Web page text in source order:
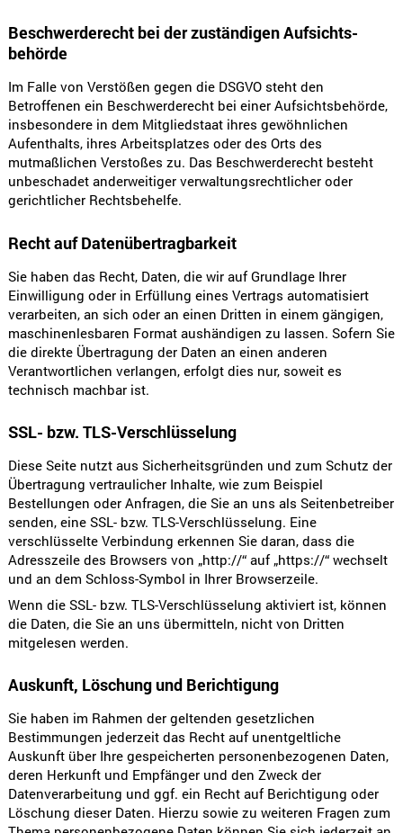
Beschwerde­recht bei der zuständigen Aufsichts­
behörde
Im Falle von Verstößen gegen die DSGVO steht den
Betroffenen ein Beschwerderecht bei einer Aufsichtsbehörde,
insbesondere in dem Mitgliedstaat ihres gewöhnlichen
Aufenthalts, ihres Arbeitsplatzes oder des Orts des
mutmaßlichen Verstoßes zu. Das Beschwerderecht besteht
unbeschadet anderweitiger verwaltungsrechtlicher oder
gerichtlicher Rechtsbehelfe.
Recht auf Daten­übertrag­barkeit
Sie haben das Recht, Daten, die wir auf Grundlage Ihrer
Einwilligung oder in Erfüllung eines Vertrags automatisiert
verarbeiten, an sich oder an einen Dritten in einem gängigen,
maschinenlesbaren Format aushändigen zu lassen. Sofern Sie
die direkte Übertragung der Daten an einen anderen
Verantwortlichen verlangen, erfolgt dies nur, soweit es
technisch machbar ist.
SSL- bzw. TLS-Verschlüsselung
Diese Seite nutzt aus Sicherheitsgründen und zum Schutz der
Übertragung vertraulicher Inhalte, wie zum Beispiel
Bestellungen oder Anfragen, die Sie an uns als Seitenbetreiber
senden, eine SSL- bzw. TLS-Verschlüsselung. Eine
verschlüsselte Verbindung erkennen Sie daran, dass die
Adresszeile des Browsers von „http://“ auf „https://“ wechselt
und an dem Schloss-Symbol in Ihrer Browserzeile.
Wenn die SSL- bzw. TLS-Verschlüsselung aktiviert ist, können
die Daten, die Sie an uns übermitteln, nicht von Dritten
mitgelesen werden.
Auskunft, Löschung und Berichtigung
Sie haben im Rahmen der geltenden gesetzlichen
Bestimmungen jederzeit das Recht auf unentgeltliche
Auskunft über Ihre gespeicherten personenbezogenen Daten,
deren Herkunft und Empfänger und den Zweck der
Datenverarbeitung und ggf. ein Recht auf Berichtigung oder
Löschung dieser Daten. Hierzu sowie zu weiteren Fragen zum